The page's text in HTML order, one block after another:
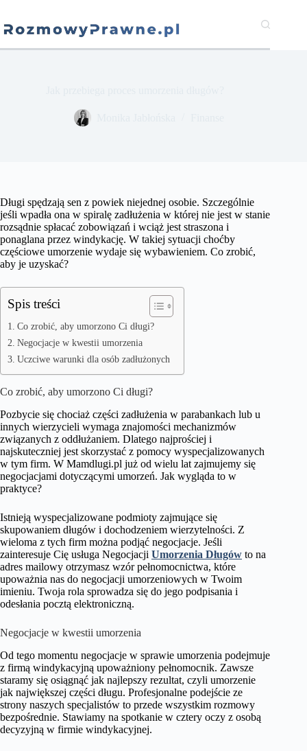
treści
Długi spędzają sen z powiek niejednej osobie. Szczególnie
jeśli wpadła ona w spiralę zadłużenia w której nie jest w stanie
rozsądnie spłacać zobowiązań i wciąż jest straszona i
ponaglana przez windykację. W takiej sytuacji choćby
częściowe umorzenie wydaje się wybawieniem. Co zrobić,
aby je uzyskać?
Spis treści
Co zrobić, aby umorzono Ci długi?
Negocjacje w kwestii umorzenia
Uczciwe warunki dla osób zadłużonych
Co zrobić, aby umorzono Ci długi?
Pozbycie się chociaż części zadłużenia w parabankach lub u
innych wierzycieli wymaga znajomości mechanizmów
związanych z oddłużaniem. Dlatego najprościej i
najskuteczniej jest skorzystać z pomocy wyspecjalizowanych
w tym firm. W Mamdlugi.pl już od wielu lat zajmujemy się
negocjacjami dotyczącymi umorzeń. Jak wygląda to w
praktyce?
Istnieją wyspecjalizowane podmioty zajmujące się
skupowaniem długów i dochodzeniem wierzytelności. Z
wieloma z tych firm można podjąć negocjacje. Jeśli
zainteresuje Cię usługa Negocjacji Umorzenia Długów to na
adres mailowy otrzymasz wzór pełnomocnictwa, które
upoważnia nas do negocjacji umorzeniowych w Twoim
imieniu. Twoja rola sprowadza się do jego podpisania i
odesłania pocztą elektroniczną.
Negocjacje w kwestii umorzenia
Od tego momentu negocjacje w sprawie umorzenia podejmuje
z firmą windykacyjną upoważniony pełnomocnik. Zawsze
staramy się osiągnąć jak najlepszy rezultat, czyli umorzenie
jak największej części długu. Profesjonalne podejście ze
strony naszych specjalistów to przede wszystkim rozmowy
bezpośrednie. Stawiamy na spotkanie w cztery oczy z osobą
decyzyjną w firmie windykacyjnej.